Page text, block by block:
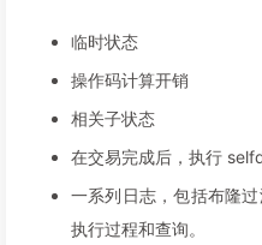
临时状态
操作码计算开销
相关子状态
在交易完成后，执行
一系列日志，包括布隆
执行过程和查询。